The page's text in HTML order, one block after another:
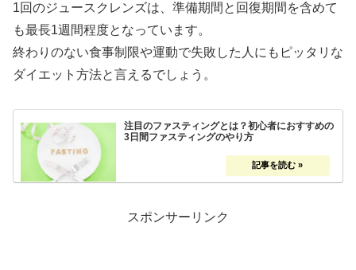
1回のジュースクレンズは、準備期間と回復期間を含めて
も最長1週間程度となっています。
終わりのない食事制限や運動で失敗した人にもピッタリな
ダイエット方法と言えるでしょう。
注目のファスティングとは？初心者におすすめの
3日間ファスティングのやり方
スポンサーリンク